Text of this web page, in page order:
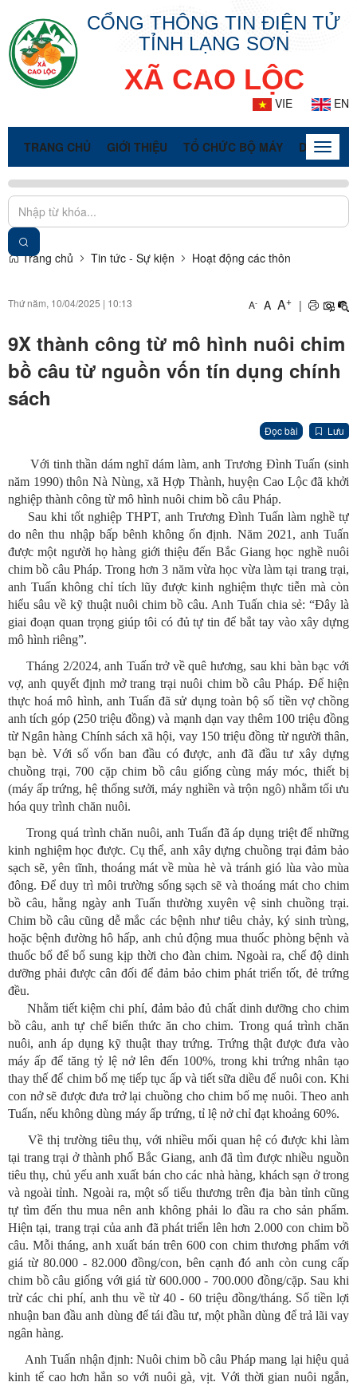
CỔNG THÔNG TIN ĐIỆN TỬ
TỈNH LẠNG SƠN
XÃ CAO LỘC
VIE EN
TRANG CHỦ GIỚI THIỆU TỔ CHỨC BỘ MÁY DOANH
Toggle
Trang chủ Tin tức - Sự kiện Hoạt động các thôn
Thứ năm, 10/04/2025 | 10:13 A- A A+ |
9X thành công từ mô hình nuôi chim
bồ câu từ nguồn vốn tín dụng chính
sách
Đọc bài Lưu
Với tinh thần dám nghĩ dám làm, anh Trương Đình Tuấn (sinh
năm 1990) thôn Nà Nùng, xã Hợp Thành, huyện Cao Lộc đã khởi
nghiệp thành công từ mô hình nuôi chim bồ câu Pháp.
Sau khi tốt nghiệp THPT, anh Trương Đình Tuấn làm nghề tự
do nên thu nhập bấp bênh không ổn định. Năm 2021, anh Tuấn
được một người họ hàng giới thiệu đến Bắc Giang học nghề nuôi
chim bồ câu Pháp. Trong hơn 3 năm vừa học vừa làm tại trang trại,
anh Tuấn không chỉ tích lũy được kinh nghiệm thực tiễn mà còn
hiểu sâu về kỹ thuật nuôi chim bồ câu. Anh Tuấn chia sẻ: “Đây là
giai đoạn quan trọng giúp tôi có đủ tự tin để bắt tay vào xây dựng
mô hình riêng”.
Tháng 2/2024, anh Tuấn trở về quê hương, sau khi bàn bạc với
vợ, anh quyết định mở trang trại nuôi chim bồ câu Pháp. Để hiện
thực hoá mô hình, anh Tuấn đã sử dụng toàn bộ số tiền vợ chồng
anh tích góp (250 triệu đồng) và mạnh dạn vay thêm 100 triệu đồng
từ Ngân hàng Chính sách xã hội, vay 150 triệu đồng từ người thân,
bạn bè. Với số vốn ban đầu có được, anh đã đầu tư xây dựng
chuồng trại, 700 cặp chim bồ câu giống cùng máy móc, thiết bị
(máy ấp trứng, hệ thống sưởi, máy nghiền và trộn ngô) nhằm tối ưu
hóa quy trình chăn nuôi.
Trong quá trình chăn nuôi, anh Tuấn đã áp dụng triệt để những
kinh nghiệm học được. Cụ thể, anh xây dựng chuồng trại đảm bảo
sạch sẽ, yên tĩnh, thoáng mát về mùa hè và tránh gió lùa vào mùa
đông. Để duy trì môi trường sống sạch sẽ và thoáng mát cho chim
bồ câu, hằng ngày anh Tuấn thường xuyên vệ sinh chuồng trại.
Chim bồ câu cũng dễ mắc các bệnh như tiêu chảy, ký sinh trùng,
hoặc bệnh đường hô hấp, anh chủ động mua thuốc phòng bệnh và
thuốc bổ để bổ sung kịp thời cho đàn chim. Ngoài ra, chế độ dinh
dưỡng phải được cân đối để đảm bảo chim phát triển tốt, đẻ trứng
đều.
Nhằm tiết kiệm chi phí, đảm bảo đủ chất dinh dưỡng cho chim
bồ câu, anh tự chế biến thức ăn cho chim. Trong quá trình chăn
nuôi, anh áp dụng kỹ thuật thay trứng. Trứng thật được đưa vào
máy ấp để tăng tỷ lệ nở lên đến 100%, trong khi trứng nhân tạo
thay thế để chim bố mẹ tiếp tục ấp và tiết sữa diều để nuôi con. Khi
con nở sẽ được đưa trở lại chuồng cho chim bố mẹ nuôi. Theo anh
Tuấn, nếu không dùng máy ấp trứng, tỉ lệ nở chỉ đạt khoảng 60%.
Về thị trường tiêu thụ, với nhiều mối quan hệ có được khi làm
tại trang trại ở thành phố Bắc Giang, anh đã tìm được nhiều nguồn
tiêu thụ, chủ yếu anh xuất bán cho các nhà hàng, khách sạn ở trong
và ngoài tỉnh. Ngoài ra, một số tiểu thương trên địa bàn tỉnh cũng
tự tìm đến thu mua nên anh không phải lo đầu ra cho sản phẩm.
Hiện tại, trang trại của anh đã phát triển lên hơn 2.000 con chim bồ
câu. Mỗi tháng, anh xuất bán trên 600 con chim thương phẩm với
giá từ 80.000 - 82.000 đồng/con, bên cạnh đó anh còn cung cấp
chim bồ câu giống với giá từ 600.000 - 700.000 đồng/cặp. Sau khi
trừ các chi phí, anh thu về từ 40 - 60 triệu đồng/tháng. Số tiền lợi
nhuận ban đầu anh dùng để tái đầu tư, một phần dùng để trả lãi vay
ngân hàng.
Anh Tuấn nhận định: Nuôi chim bồ câu Pháp mang lại hiệu quả
kinh tế cao hơn hẳn so với nuôi gà, vịt. Với thời gian nuôi ngắn,